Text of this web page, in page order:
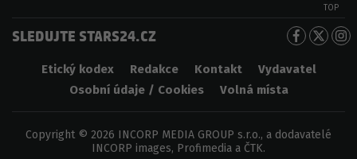
TOP
SLEDUJTE STARS24.CZ
Etický kodex Redakce Kontakt
Vydavatel
Osobní údaje / Cookies
Volná místa
Copyright © 2026 INCORP MEDIA GROUP s.r.o., a dodavatelé
INCORP images, Profimedia a ČTK.